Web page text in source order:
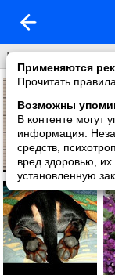
Применяются
Прочитать
Возможны
В контенте могут
информация.
средств,
вред здоровью,
установленную
Настроение